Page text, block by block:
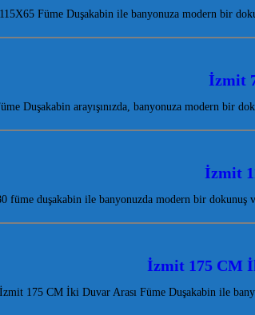
Füme Duşakabin ile banyonuza modern bir
İzmit
Duşakabin arayışınızda, banyonuza modern bir
İzmit
füme duşakabin ile banyonuzda modern bir
İzmit 175 CM
İzmit 175 CM İki Duvar Arası Füme Duşakabin ile